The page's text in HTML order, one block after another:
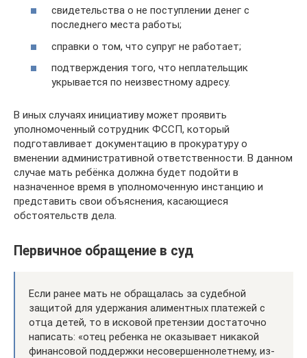
свидетельства о не поступлении денег с
последнего места работы;
справки о том, что супруг не работает;
подтверждения того, что неплательщик
укрывается по неизвестному адресу.
В иных случаях инициативу может проявить
уполномоченный сотрудник ФССП, который
подготавливает документацию в прокуратуру о
вменении административной ответственности. В данном
случае мать ребёнка должна будет подойти в
назначенное время в уполномоченную инстанцию и
представить свои объяснения, касающиеся
обстоятельств дела.
Первичное обращение в суд
Если ранее мать не обращалась за судебной
защитой для удержания алиментных платежей с
отца детей, то в исковой претензии достаточно
написать: «отец ребенка не оказывает никакой
финансовой поддержки несовершеннолетнему, из-